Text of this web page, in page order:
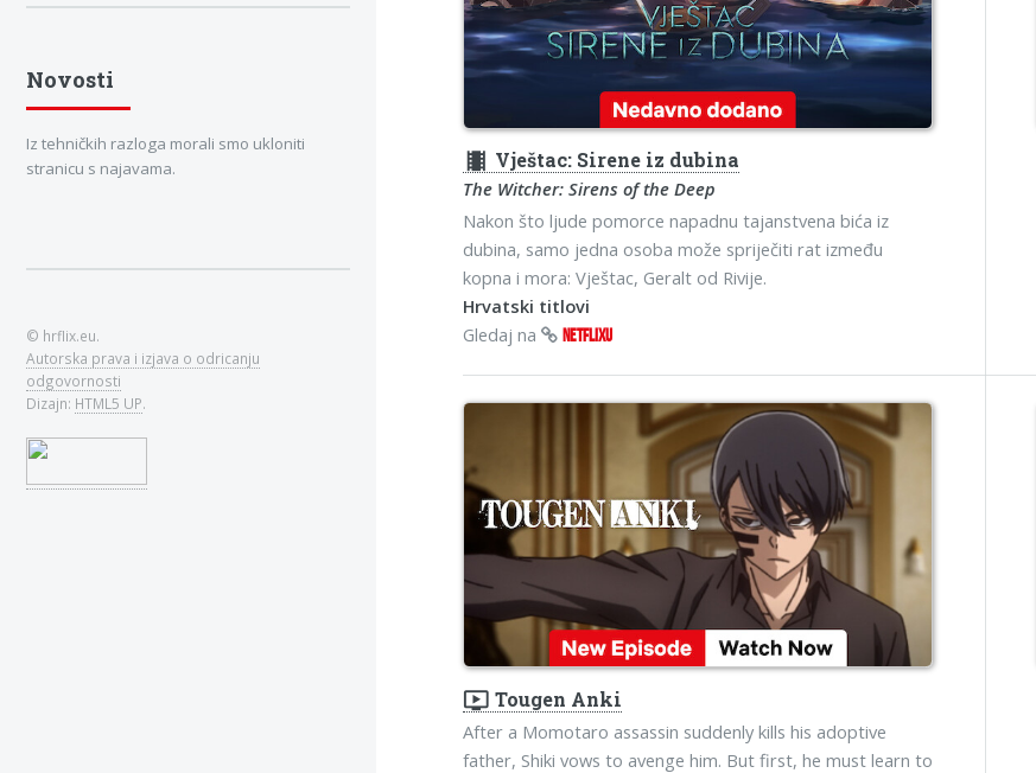
theaters Vještac: Sirene iz dubina
The Witcher: Sirens of the Deep
Nakon što ljude pomorce napadnu tajanstvena bića iz
dubina, samo jedna osoba može spriječiti rat između
kopna i mora: Vještac, Geralt od Rivije.
Hrvatski titlovi
Gledaj na
NETFLIXU
ondemand_video Tougen Anki
After a Momotaro assassin suddenly kills his adoptive
father, Shiki vows to avenge him. But first, he must learn to
Novosti
Iz tehničkih razloga morali smo ukloniti
stranicu s najavama.
© hrflix.eu.
Autorska prava i izjava o odricanju
odgovornosti
Dizajn: HTML5 UP.